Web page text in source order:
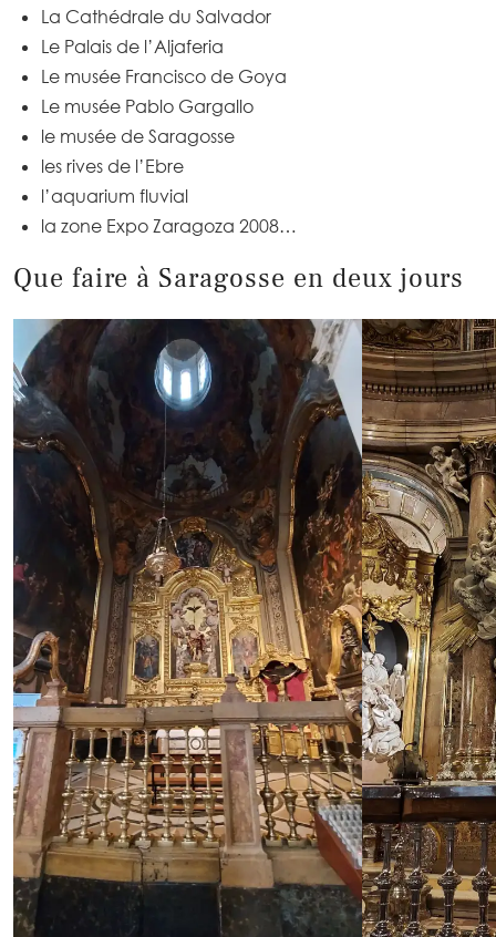
La Cathédrale du Salvador
Le Palais de l’Aljaferia
Le musée Francisco de Goya
Le musée Pablo Gargallo
le musée de Saragosse
les rives de l’Ebre
l’aquarium fluvial
la zone Expo Zaragoza 2008…
Que faire à Saragosse en deux jours